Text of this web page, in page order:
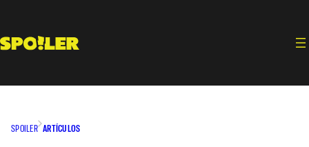
contenido
SPOILER ARTÍCULOS